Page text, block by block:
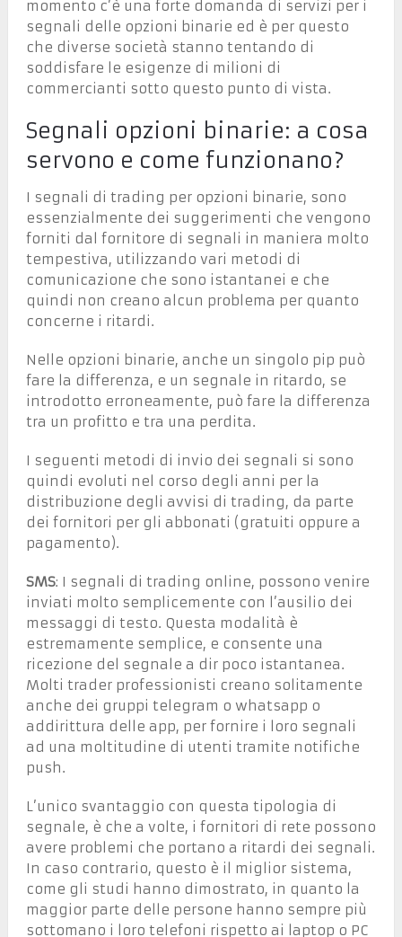
momento c’è una forte domanda di servizi per i
segnali delle opzioni binarie ed è per questo
che diverse società stanno tentando di
soddisfare le esigenze di milioni di
commercianti sotto questo punto di vista.
Segnali opzioni binarie: a cosa
servono e come funzionano?
I segnali di trading per opzioni binarie, sono
essenzialmente dei suggerimenti che vengono
forniti dal fornitore di segnali in maniera molto
tempestiva, utilizzando vari metodi di
comunicazione che sono istantanei e che
quindi non creano alcun problema per quanto
concerne i ritardi.
Nelle opzioni binarie, anche un singolo pip può
fare la differenza, e un segnale in ritardo, se
introdotto erroneamente, può fare la differenza
tra un profitto e tra una perdita.
I seguenti metodi di invio dei segnali si sono
quindi evoluti nel corso degli anni per la
distribuzione degli avvisi di trading, da parte
dei fornitori per gli abbonati (gratuiti oppure a
pagamento).
SMS: I segnali di trading online, possono venire
inviati molto semplicemente con l’ausilio dei
messaggi di testo. Questa modalità è
estremamente semplice, e consente una
ricezione del segnale a dir poco istantanea.
Molti trader professionisti creano solitamente
anche dei gruppi telegram o whatsapp o
addirittura delle app, per fornire i loro segnali
ad una moltitudine di utenti tramite notifiche
push.
L’unico svantaggio con questa tipologia di
segnale, è che a volte, i fornitori di rete possono
avere problemi che portano a ritardi dei segnali.
In caso contrario, questo è il miglior sistema,
come gli studi hanno dimostrato, in quanto la
maggior parte delle persone hanno sempre più
sottomano i loro telefoni rispetto ai laptop o PC